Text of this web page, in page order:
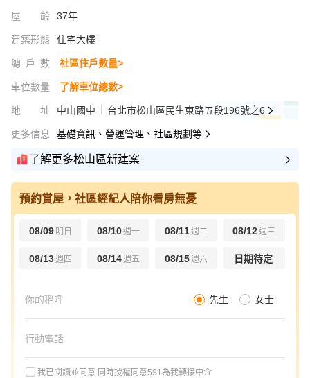
屋齡 37年
建築形態 住宅大樓
總戶數 社區住戶數量>
車位數量 了解車位總數>
地址 中山國中 台北市松山區民生東路五段196號之6
更多信息 基礎資訊、營運管理、社區規劃等
了解更多松山區新建案
預約賞屋，社區經紀人陪你看房無憂
08/09 明日 08/10週一 08/11週二 08/12週三
08/13週四 08/14週五 08/15週六 日期待定
先生 女士
我已閱讀並同意 同時授權同意591為我轉接中介